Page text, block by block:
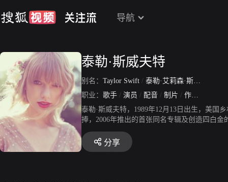
导航
泰勒·斯威夫特
别名： Taylor Swift / 泰勒·艾莉森·斯威夫特
职业： 歌手 / 演员 / 配音 / 制片 / 作词
泰勒·斯威夫特，1989年12月13日出生，美国
捧，2006年推出的首张同名专辑及创造四白
《Fearless》更是蝉联专辑榜11周冠军，成
金的销量。专辑内推出的首支单曲《Love
是历史上销量最佳的乡村单曲。而专辑突破
分享